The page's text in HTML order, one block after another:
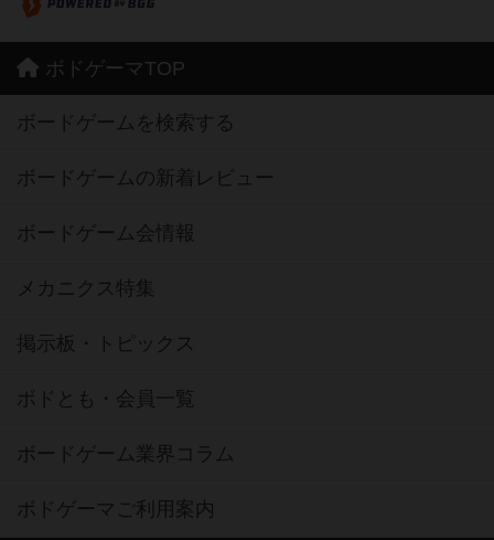
ボドゲーマTOP
ボードゲームを検索する
ボードゲームの新着レビュー
ボードゲーム会情報
メカニクス特集
掲示板・トピックス
ボドとも・会員一覧
ボードゲーム業界コラム
ボドゲーマご利用案内